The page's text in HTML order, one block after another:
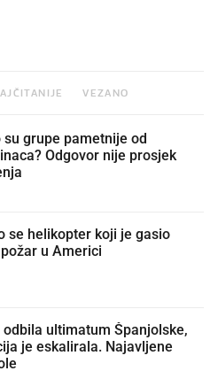
VEZANO
su grupe pametnije od
Odgovor nije prosjek
se helikopter koji je gasio
u Americi
ultimatum Španjolske,
je eskalirala. Najavljene